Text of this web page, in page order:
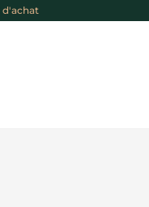
d'achat